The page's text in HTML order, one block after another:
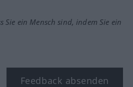
Sie ein Mensch sind, indem Sie ein
Feedback absenden